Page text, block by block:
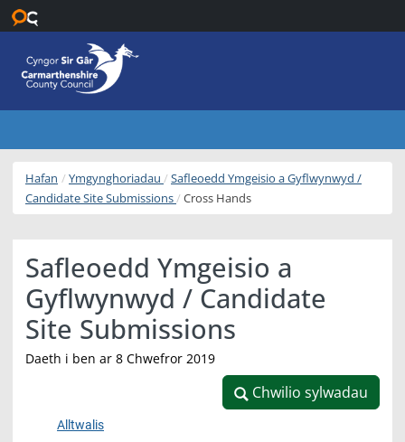
Hafan Ymgynghoriadau
Safleoedd Ymgeisio a Gyflwynwyd /
Candidate Site Submissions
Cross Hands
Safleoedd Ymgeisio a
Gyflwynwyd / Candidate
Site Submissions
Daeth i ben ar 8 Chwefror 2019
Chwilio sylwadau
Chwilio sylwadau
Alltwalis